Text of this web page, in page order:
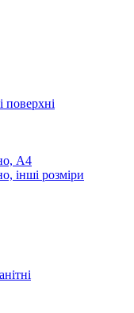
поверхні
А4
інші розміри